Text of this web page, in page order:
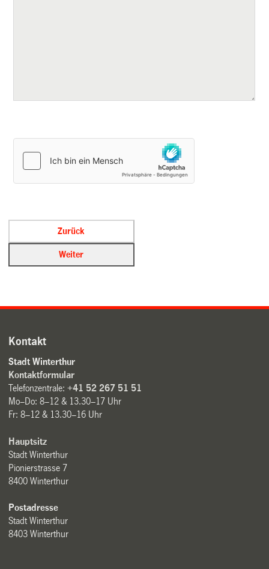
Kontakt
Stadt Winterthur
Kontaktformular
Telefonzentrale:+41 52 267 51 51
Mo–Do: 8–12 & 13.30–17 Uhr
Fr: 8–12 & 13.30–16 Uhr
Hauptsitz
Stadt Winterthur
Pionierstrasse 7
8400 Winterthur
Postadresse
Stadt Winterthur
8403 Winterthur